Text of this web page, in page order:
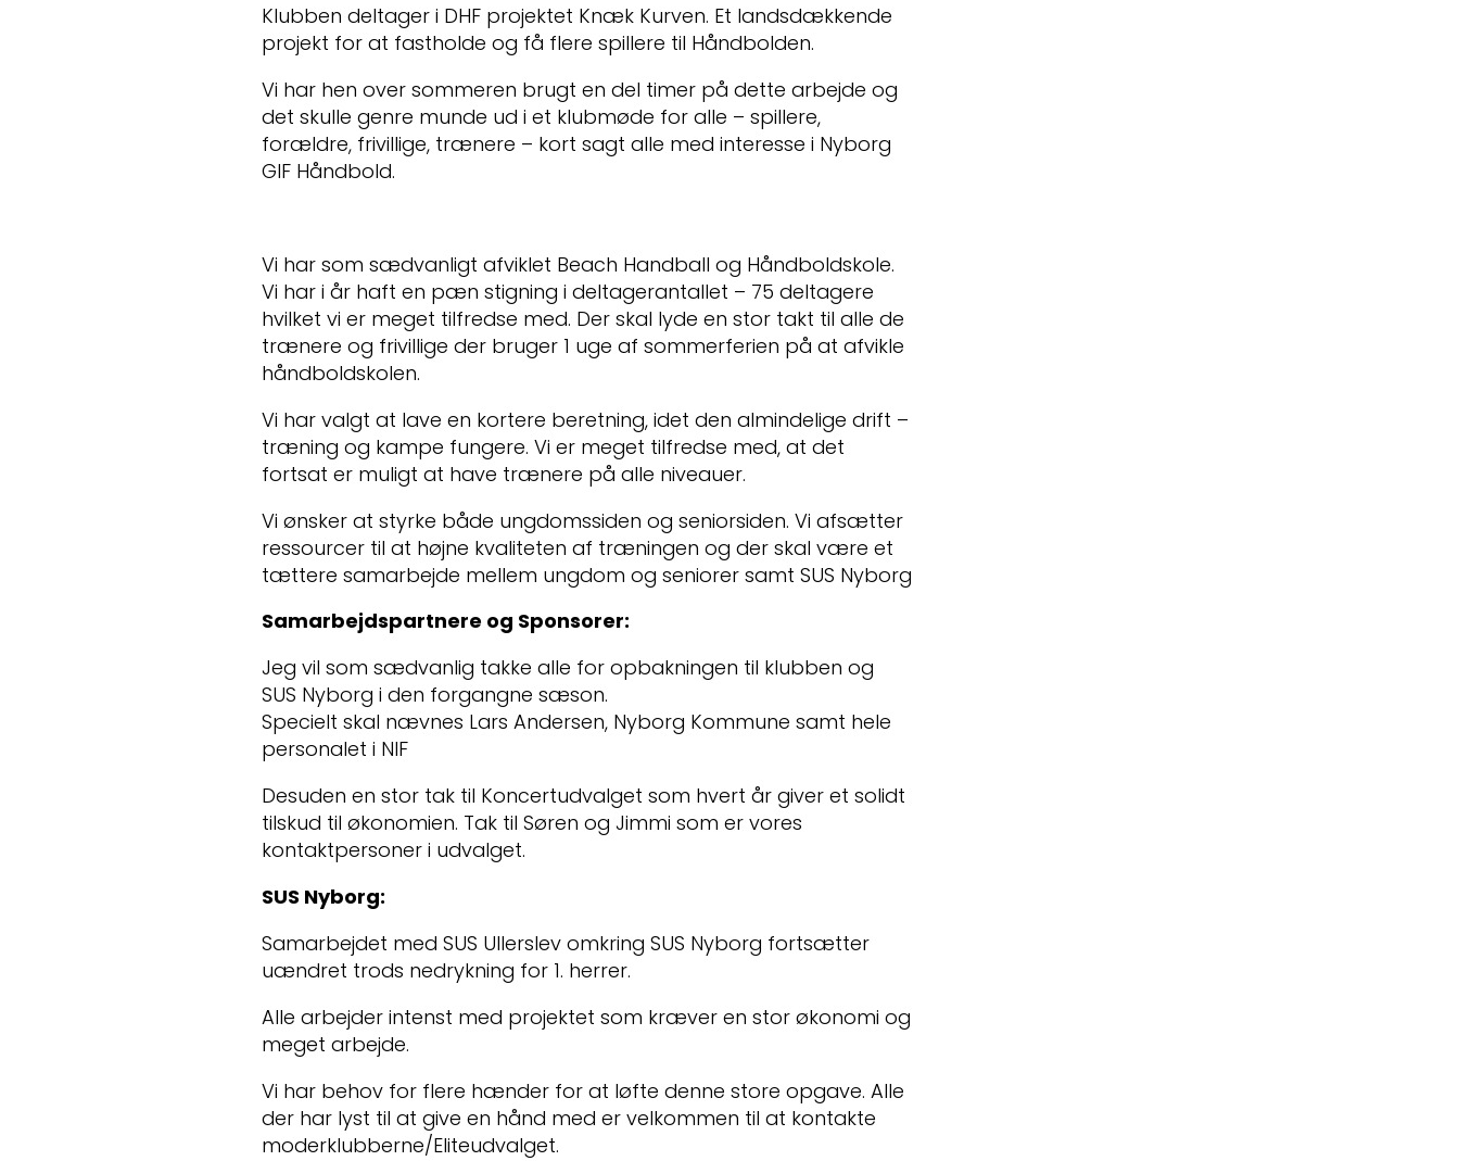
Klubben deltager i DHF projektet Knæk Kurven. Et landsdækkende
projekt for at fastholde og få flere spillere til Håndbolden.
Vi har hen over sommeren brugt en del timer på dette arbejde og
det skulle genre munde ud i et klubmøde for alle – spillere,
forældre, frivillige, trænere – kort sagt alle med interesse i Nyborg
GIF Håndbold.
Vi har som sædvanligt afviklet Beach Handball og Håndboldskole.
Vi har i år haft en pæn stigning i deltagerantallet – 75 deltagere
hvilket vi er meget tilfredse med. Der skal lyde en stor takt til alle de
trænere og frivillige der bruger 1 uge af sommerferien på at afvikle
håndboldskolen.
Vi har valgt at lave en kortere beretning, idet den almindelige drift –
træning og kampe fungere. Vi er meget tilfredse med, at det
fortsat er muligt at have trænere på alle niveauer.
Vi ønsker at styrke både ungdomssiden og seniorsiden. Vi afsætter
ressourcer til at højne kvaliteten af træningen og der skal være et
tættere samarbejde mellem ungdom og seniorer samt SUS Nyborg
Samarbejdspartnere og Sponsorer:
Jeg vil som sædvanlig takke alle for opbakningen til klubben og
SUS Nyborg i den forgangne sæson.
Specielt skal nævnes Lars Andersen, Nyborg Kommune samt hele
personalet i NIF
Desuden en stor tak til Koncertudvalget som hvert år giver et solidt
tilskud til økonomien. Tak til Søren og Jimmi som er vores
kontaktpersoner i udvalget.
SUS Nyborg:
Samarbejdet med SUS Ullerslev omkring SUS Nyborg fortsætter
uændret trods nedrykning for 1. herrer.
Alle arbejder intenst med projektet som kræver en stor økonomi og
meget arbejde.
Vi har behov for flere hænder for at løfte denne store opgave. Alle
der har lyst til at give en hånd med er velkommen til at kontakte
moderklubberne/Eliteudvalget.